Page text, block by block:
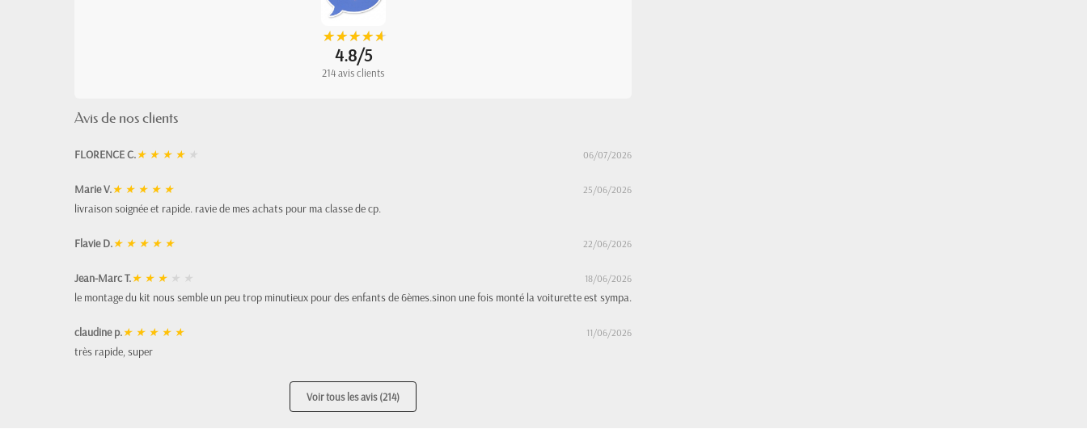
★
★★
★★
★★
★★
★
4.8/5
214 avis clients
Avis de nos clients
FLORENCE C.★ ★ ★ ★ ★ 06/07/2026
Marie V.★ ★ ★ ★ ★ 25/06/2026
livraison soignée et rapide. ravie de mes achats pour ma classe de cp.
Flavie D.★ ★ ★ ★ ★ 22/06/2026
Jean-Marc T.★ ★ ★ ★ ★ 18/06/2026
le montage du kit nous semble un peu trop minutieux pour des enfants de 6èmes.sinon une fois monté la voiturette est sympa.
claudine p.★ ★ ★ ★ ★ 11/06/2026
très rapide, super
Voir tous les avis (214)